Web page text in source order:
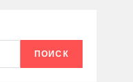
ПОИСК